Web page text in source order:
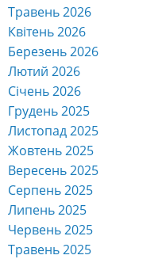
Травень 2026
Квітень 2026
Березень 2026
Лютий 2026
Січень 2026
Грудень 2025
Листопад 2025
Жовтень 2025
Вересень 2025
Серпень 2025
Липень 2025
Червень 2025
Травень 2025